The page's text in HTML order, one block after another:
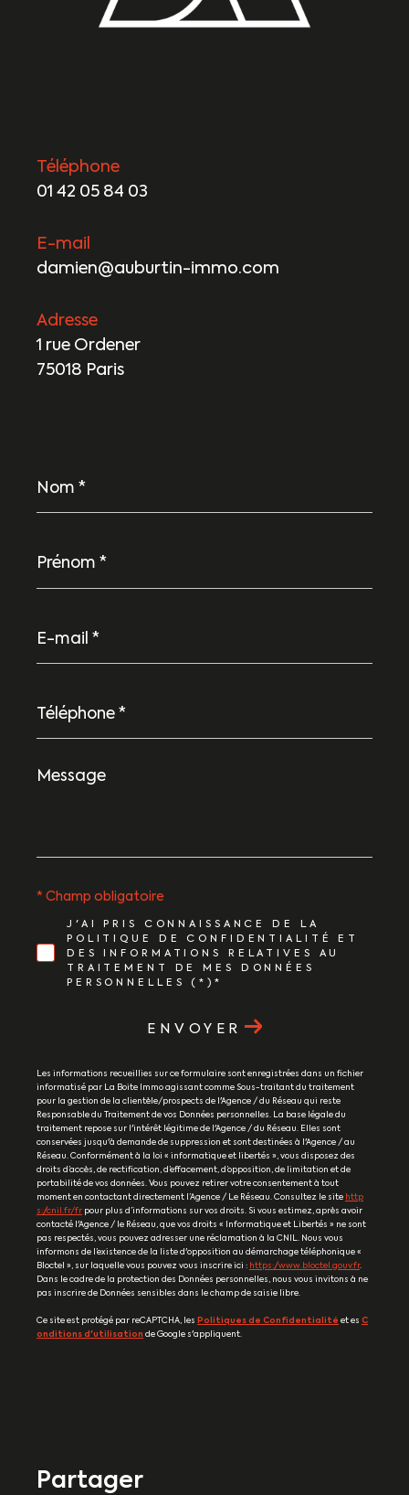
Téléphone
01 42 05 84 03
E-mail
damien@auburtin-immo.com
Adresse
1 rue Ordener
75018 Paris
*
*
mail
*
Message
J'AI PRIS CONNAISSANCE DE LA
POLITIQUE DE CONFIDENTIALITÉ ET
DES INFORMATIONS RELATIVES AU
TRAITEMENT DE MES DONNÉES
PERSONNELLES (*)*
* Champ obligatoire
ENVOYER
Les informations recueillies sur ce formulaire sont enregistrées dans un fichier
informatisé par La Boite Immo agissant comme Sous-traitant du traitement
pour la gestion de la clientèle/prospects de l'Agence / du Réseau qui reste
Responsable du Traitement de vos Données personnelles. La base légale du
traitement repose sur l'intérêt légitime de l'Agence / du Réseau. Elles sont
conservées jusqu'à demande de suppression et sont destinées à l'Agence / au
Réseau. Conformément à la loi « informatique et libertés », vous disposez des
droits d’accès, de rectification, d’effacement, d’opposition, de limitation et de
portabilité de vos données. Vous pouvez retirer votre consentement à tout
moment en contactant directement l’Agence / Le Réseau. Consultez le site http
s://cnil.fr/fr pour plus d’informations sur vos droits. Si vous estimez, après avoir
contacté l'Agence / le Réseau, que vos droits « Informatique et Libertés » ne sont
pas respectés, vous pouvez adresser une réclamation à la CNIL. Nous vous
informons de l’existence de la liste d'opposition au démarchage téléphonique «
Bloctel », sur laquelle vous pouvez vous inscrire ici : https://www.bloctel.gouv.fr.
Dans le cadre de la protection des Données personnelles, nous vous invitons à ne
pas inscrire de Données sensibles dans le champ de saisie libre.
Ce site est protégé par reCAPTCHA, les Politiques de Confidentialité et es C
onditions d'utilisation de Google s'appliquent.
partager